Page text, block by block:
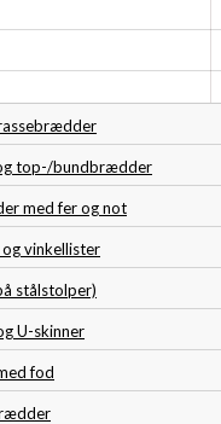
top-/bundbrædder
med fer og not
vinkellister
stålstolper)
U-skinner
fod